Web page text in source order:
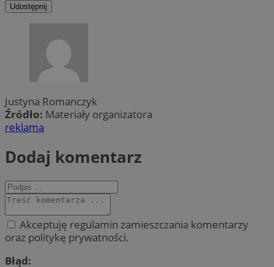
Udostępnij
Justyna Romanczyk
Źródło: Materiały organizatora
reklama
Dodaj komentarz
Akceptuję regulamin zamieszczania komentarzy
oraz politykę prywatności.
Błąd: